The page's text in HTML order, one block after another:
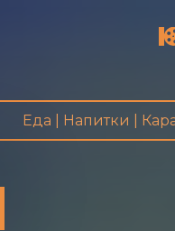
Еда | Напитки |